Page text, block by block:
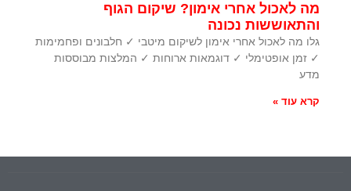
מה לאכול אחרי אימון? שיקום הגוף
והתאוששות נכונה
גלו מה לאכול אחרי אימון לשיקום מיטבי ✓ חלבונים ופחמימות
✓ זמן אופטימלי ✓ דוגמאות ארוחות ✓ המלצות מבוססות
מדע
קרא עוד »